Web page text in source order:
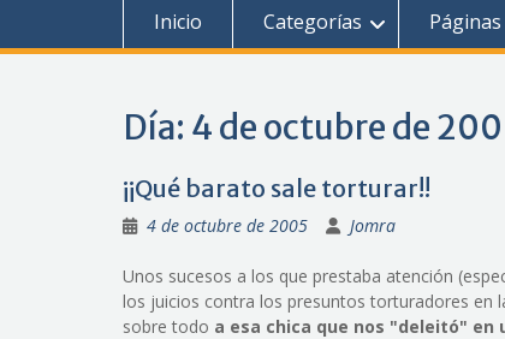
Inicio Categorías Páginas
Día: 4 de octubre de
¡¡Qué barato sale torturar!!
4 de octubre de 2005 Jomra
Unos sucesos a los que prestaba atención
los juicios contra los presuntos torturadores en
sobre todo a esa chica que nos "deleitó"